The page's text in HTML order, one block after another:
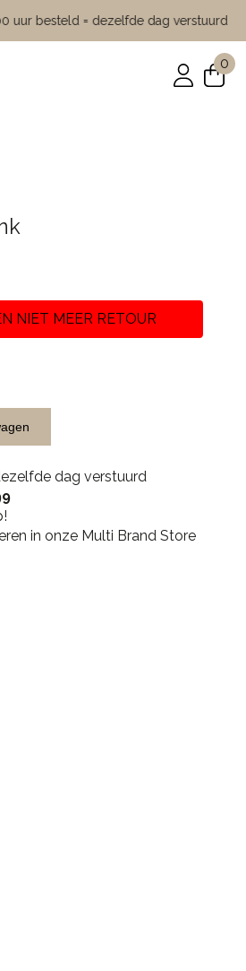
besteld = dezelfde dag verstuurd
0
NIET MEER RETOUR
dag verstuurd
in onze Multi Brand Store